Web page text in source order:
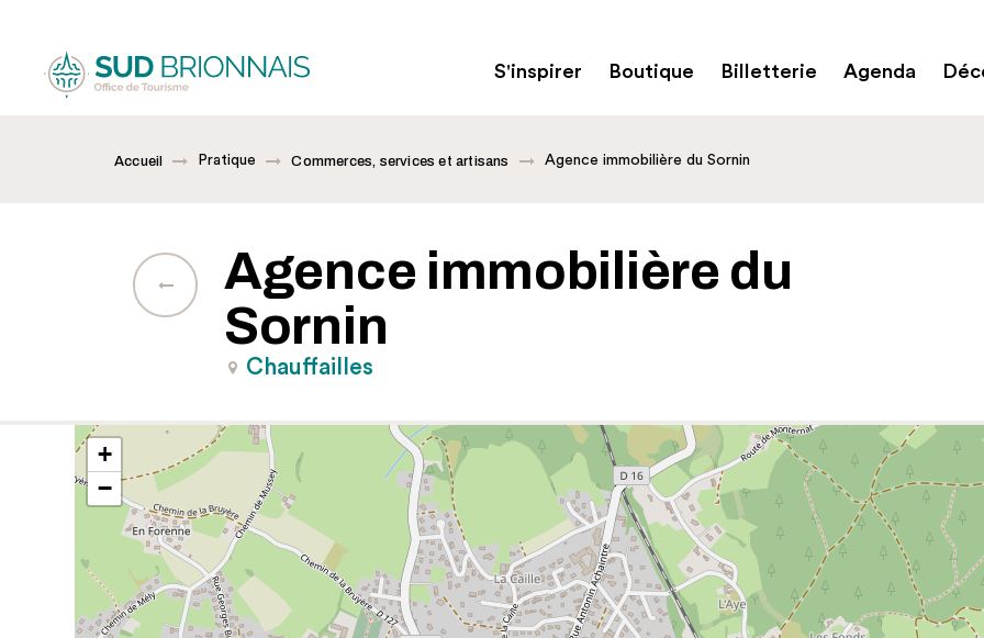
S'inspirer Boutique Billetterie Agenda
Accueil Pratique Commerces, services et artisans Agence immobilière du Sornin
Agence immobilière du
Sornin
Chauffailles
+
−